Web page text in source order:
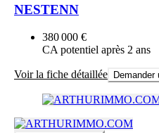
NESTENN
380 000 €
CA potentiel après 2 ans
Voir la fiche détaillée Demander